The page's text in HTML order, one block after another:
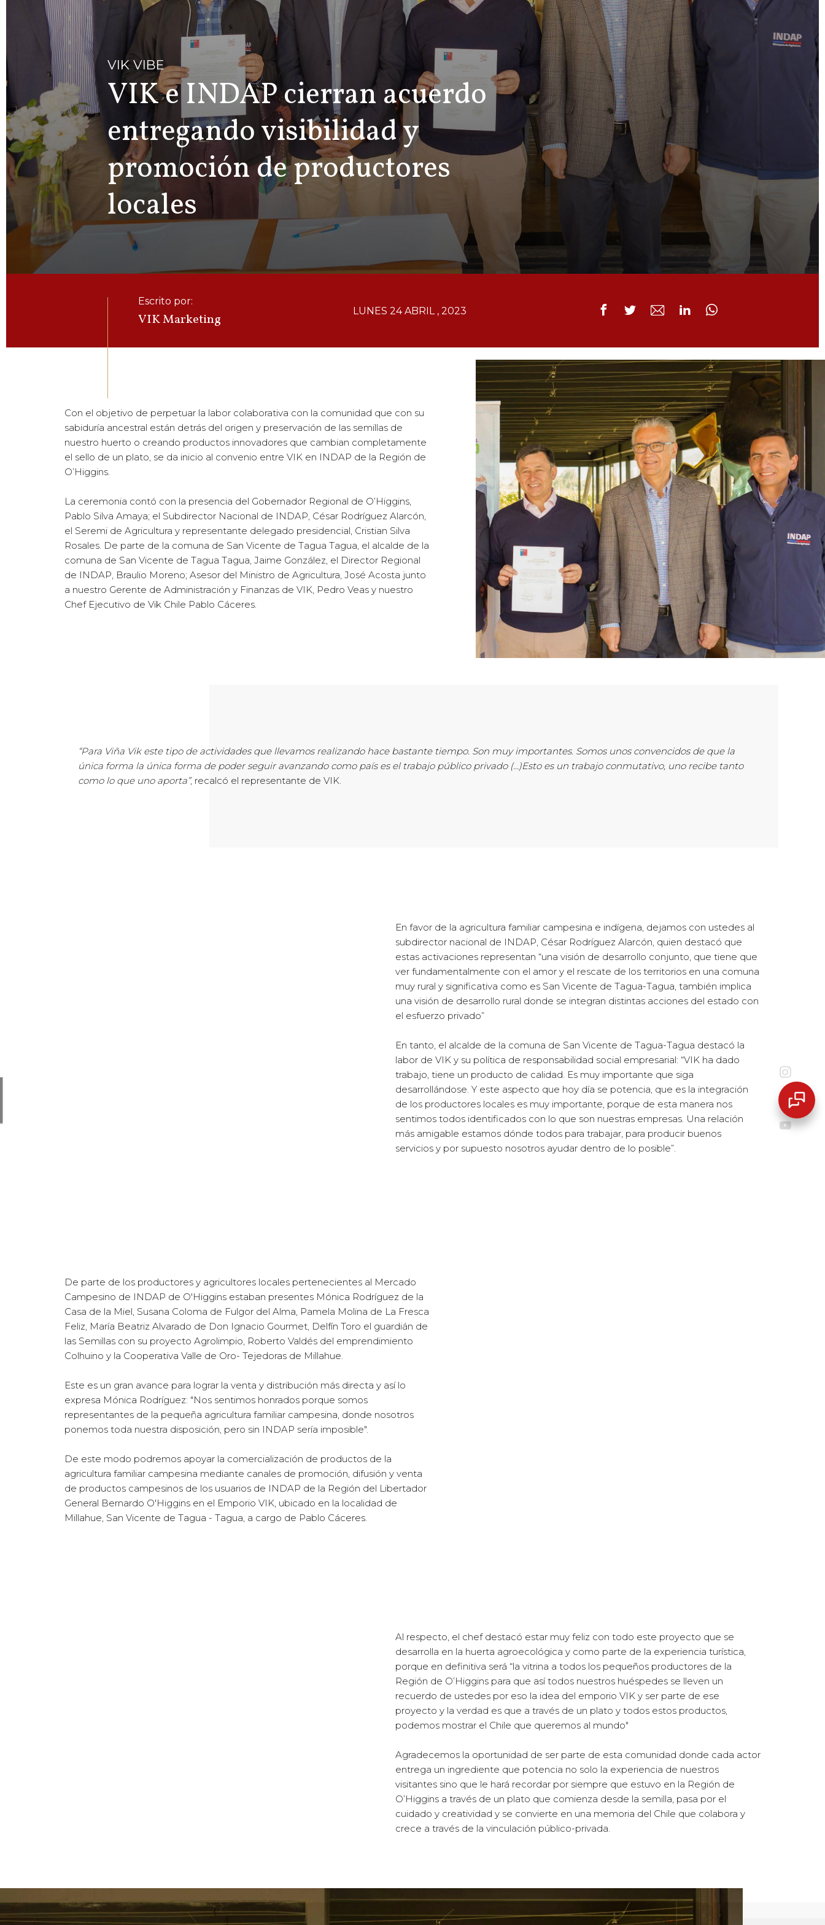
VIK VIBE
VIK e INDAP cierran acuerdo
entregando visibilidad y
promoción de productores
locales
Escrito por:
VIK Marketing
LUNES 24 ABRIL , 2023
Con el objetivo de perpetuar la labor colaborativa con la comunidad que con su
sabiduría ancestral están detrás del origen y preservación de las semillas de
nuestro huerto o creando productos innovadores que cambian completamente
el sello de un plato, se da inicio al convenio entre VIK en INDAP de la Región de
O’Higgins.
La ceremonia contó con la presencia del Gobernador Regional de O’Higgins,
Pablo Silva Amaya; el Subdirector Nacional de INDAP, César Rodríguez Alarcón,
el Seremi de Agricultura y representante delegado presidencial, Cristian Silva
Rosales. De parte de la comuna de San Vicente de Tagua Tagua, el alcalde de la
comuna de San Vicente de Tagua Tagua, Jaime González, el Director Regional
de INDAP, Braulio Moreno; Asesor del Ministro de Agricultura, José Acosta junto
a nuestro Gerente de Administración y Finanzas de VIK, Pedro Veas y nuestro
Chef Ejecutivo de Vik Chile Pablo Cáceres.
“Para Viña Vik este tipo de actividades que llevamos realizando hace bastante tiempo. Son muy importantes. Somos unos convencidos de que la
única forma la única forma de poder seguir avanzando como país es el trabajo público privado (…)Esto es un trabajo conmutativo, uno recibe tanto
como lo que uno aporta”, recalcó el representante de VIK.
En favor de la agricultura familiar campesina e indígena, dejamos con ustedes al
subdirector nacional de INDAP, César Rodríguez Alarcón, quien destacó que
estas activaciones representan “una visión de desarrollo conjunto, que tiene que
ver fundamentalmente con el amor y el rescate de los territorios en una comuna
muy rural y significativa como es San Vicente de Tagua-Tagua, también implica
una visión de desarrollo rural donde se integran distintas acciones del estado con
el esfuerzo privado”
En tanto, el alcalde de la comuna de San Vicente de Tagua-Tagua destacó la
labor de VIK y su política de responsabilidad social empresarial: “VIK ha dado
trabajo, tiene un producto de calidad. Es muy importante que siga
desarrollándose. Y este aspecto que hoy día se potencia, que es la integración
de los productores locales es muy importante, porque de esta manera nos
sentimos todos identificados con lo que son nuestras empresas. Una relación
más amigable estamos dónde todos para trabajar, para producir buenos
servicios y por supuesto nosotros ayudar dentro de lo posible”.
De parte de los productores y agricultores locales pertenecientes al Mercado
Campesino de INDAP de O'Higgins estaban presentes Mónica Rodríguez de la
Casa de la Miel, Susana Coloma de Fulgor del Alma, Pamela Molina de La Fresca
Feliz, María Beatriz Alvarado de Don Ignacio Gourmet, Delfín Toro el guardián de
las Semillas con su proyecto Agrolimpio, Roberto Valdés del emprendimiento
Colhuino y la Cooperativa Valle de Oro- Tejedoras de Millahue.
Este es un gran avance para lograr la venta y distribución más directa y así lo
expresa Mónica Rodríguez: "Nos sentimos honrados porque somos
representantes de la pequeña agricultura familiar campesina, donde nosotros
ponemos toda nuestra disposición, pero sin INDAP sería imposible".
De este modo podremos apoyar la comercialización de productos de la
agricultura familiar campesina mediante canales de promoción, difusión y venta
de productos campesinos de los usuarios de INDAP de la Región del Libertador
General Bernardo O'Higgins en el Emporio VIK, ubicado en la localidad de
Millahue, San Vicente de Tagua - Tagua, a cargo de Pablo Cáceres.
Al respecto, el chef destacó estar muy feliz con todo este proyecto que se
desarrolla en la huerta agroecológica y como parte de la experiencia turística,
porque en definitiva será “la vitrina a todos los pequeños productores de la
Región de O’Higgins para que así todos nuestros huéspedes se lleven un
recuerdo de ustedes por eso la idea del emporio VIK y ser parte de ese
proyecto y la verdad es que a través de un plato y todos estos productos,
podemos mostrar el Chile que queremos al mundo"
Agradecemos la oportunidad de ser parte de esta comunidad donde cada actor
entrega un ingrediente que potencia no solo la experiencia de nuestros
visitantes sino que le hará recordar por siempre que estuvo en la Región de
O’Higgins a través de un plato que comienza desde la semilla, pasa por el
cuidado y creatividad y se convierte en una memoria del Chile que colabora y
crece a través de la vinculación público-privada.